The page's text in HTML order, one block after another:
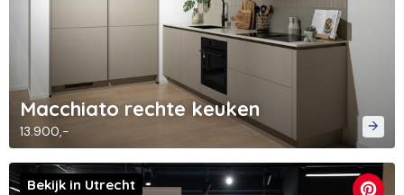
Macchiato rechte keuken
13.900,-
Bekijk in Utrecht